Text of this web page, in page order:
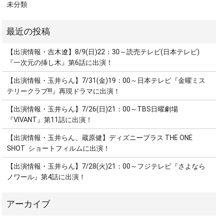
未分類
【出演情報・吉木遼】8/9(日)22：30～読売テレビ(日本テレビ)
『一次元の挿し木』第6話に出演！
【出演情報・玉井らん】7/31(金)19：00～日本テレビ『金曜ミス
テリークラブ!!!』再現ドラマに出演！
【出演情報・玉井らん】7/26(日)21：00～TBS日曜劇場
『VIVANT』第11話に出演！
【出演情報・玉井らん、蔵原健】ディズニープラス THE ONE
SHOT ショートフィルムに出演！
【出演情報・玉井らん】7/28(火)21：00～フジテレビ『さよなら
ノワール』第4話に出演！